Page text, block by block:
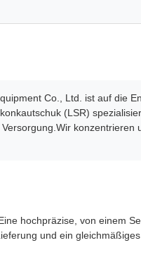
Co., Ltd. ist auf die
(LSR)
hochpräzise, von einem
und ein